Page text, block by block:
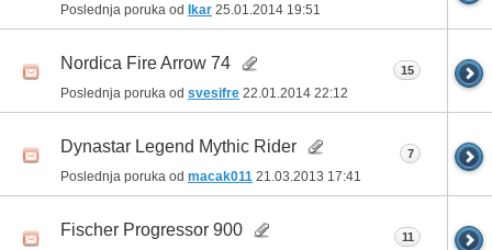
Poslednja poruka od Ikar 25.01.2014 19:51
Nordica Fire Arrow 74
Poslednja poruka od svesifre 22.01.2014 22:12
15
Dynastar Legend Mythic Rider
Poslednja poruka od macak011 21.03.2013 17:41
7
Fischer Progressor 900 11